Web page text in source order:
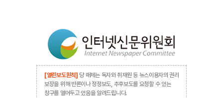
[열린보도원칙] 당 매체는 독자와 취재원 등 뉴스이용자의 권리
보장을 위해 반론이나 정정보도, 추후보도를 요청할 수 있는
창구를 열어두고 있음을 알려드립니다.